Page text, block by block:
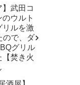
】武田コ
ウルト
リルを激
ので、ダ
グリル
【焚き火